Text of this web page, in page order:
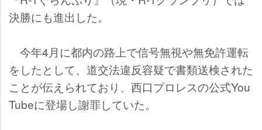
決勝にも進出した。
今年4月に都内の路上で信号無視や無免許運転
をしたとして、道交法違反容疑で書類送検された
ことが伝えられており、西口プロレスの公式You
Tubeに登場し謝罪していた。